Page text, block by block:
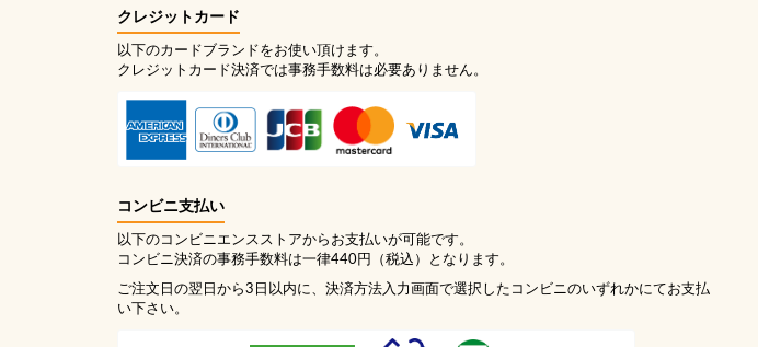
クレジットカード
以下のカードブランドをお使い頂けます。
クレジットカード決済では事務手数料は必要ありません。
コンビニ支払い
以下のコンビニエンスストアからお支払いが可能です。
コンビニ決済の事務手数料は一律440円（税込）となります。
ご注文日の翌日から3日以内に、決済方法入力画面で選択したコンビニのいずれかにてお支払
い下さい。